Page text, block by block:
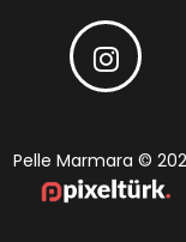
Pelle Marmara ©